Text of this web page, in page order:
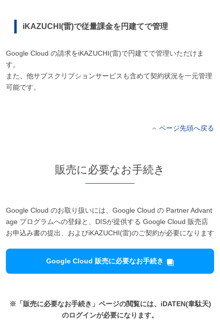
iKAZUCHI(雷)で従量課金を円建てで管理
Google Cloud の請求をiKAZUCHI(雷)で円建てで管理いただけま
す。
また、他サブスクリプションサービスも含めて契約状況を一元管理
可能です。
ページ先頭へ戻る
販売に必要なお手続き
Google Cloud のお取り扱いには、Google Cloud の Partner Advant
age プログラムへの登録と、DISが提供する Google Cloud 販売店
お申込み書の提出、およびiKAZUCHI(雷)のご契約が必要になります
Google Cloud 販売に必要なお手続き
※「販売に必要なお手続き」ページの閲覧には、iDATEN(韋駄天)
のログインが必要になります。